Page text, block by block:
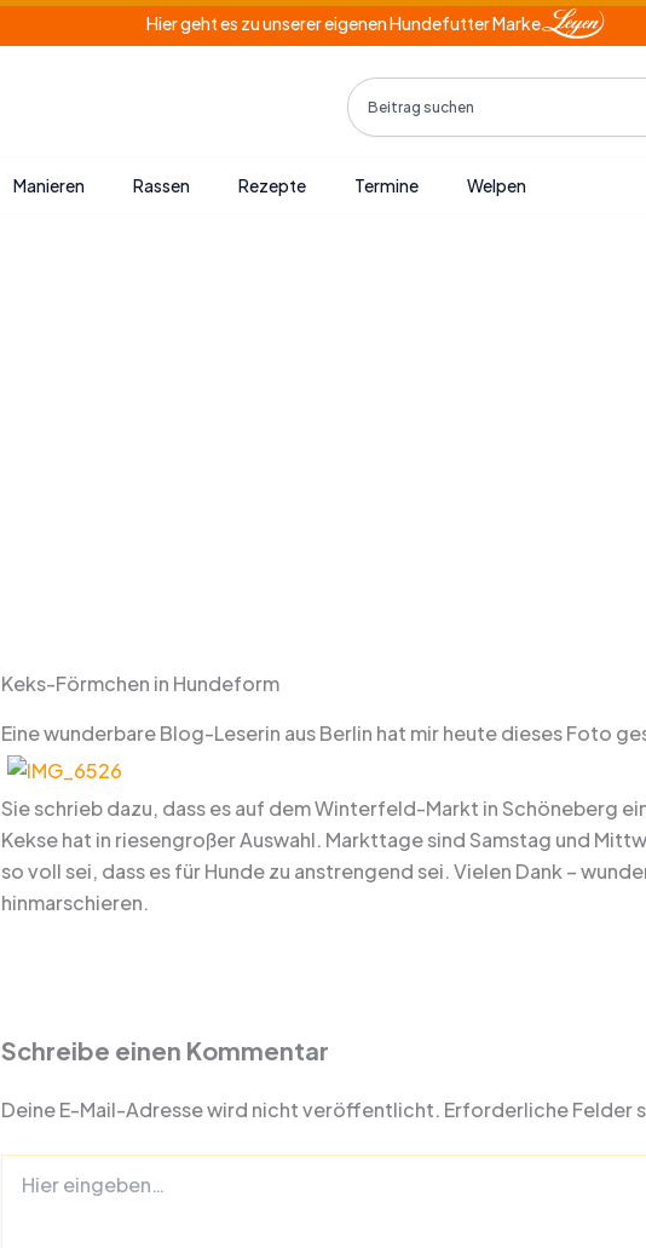
Hier geht es zu unserer eigenen Hundefutter Marke
Search
Manieren Rassen Rezepte Termine Welpen
Keks-Förmchen in Hundeform
Eine wunderbare Blog-Leserin aus Berlin hat mir heute dieses Foto
Sie schrieb dazu, dass es auf dem Winterfeld-Markt in Schöneberg
Kekse hat in riesengroßer Auswahl. Markttage sind Samstag und
so voll sei, dass es für Hunde zu anstrengend sei. Vielen Dank –
hinmarschieren.
Schreibe einen Kommentar
Deine E-Mail-Adresse wird nicht veröffentlicht. Erforderliche Felder
eingeben…